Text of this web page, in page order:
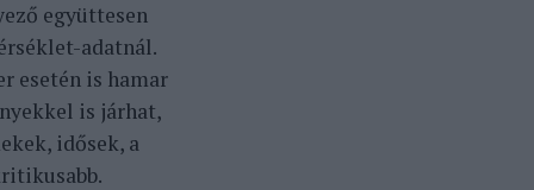
együttesen
adatnál.
esetén is hamar
is járhat,
idősek, a